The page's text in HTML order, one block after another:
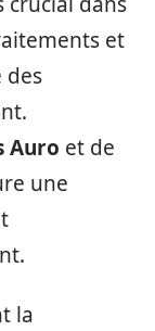
et
des
Auro et de
une
la